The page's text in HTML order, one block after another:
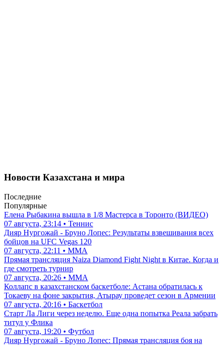
Новости Казахстана и мира
Последние
Популярные
Елена Рыбакина вышла в 1/8 Мастерса в Торонто (ВИДЕО)
07 августа, 23:14 • Теннис
Дияр Нургожай - Бруно Лопес: Результаты взвешивания всех
бойцов на UFC Vegas 120
07 августа, 22:11 • ММА
Прямая трансляция Naiza Diamond Fight Night в Китае. Когда и
где смотреть турнир
07 августа, 20:26 • ММА
Коллапс в казахстанском баскетболе: Астана обратилась к
Токаеву на фоне закрытия, Атырау проведет сезон в Армении
07 августа, 20:16 • Баскетбол
Старт Ла Лиги через неделю. Еще одна попытка Реала забрать
титул у Флика
07 августа, 19:20 • Футбол
Дияр Нургожай - Бруно Лопес: Прямая трансляция боя на